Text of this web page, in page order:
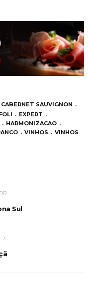
CABERNET SAUVIGNON
EXPERT
HARMONIZACAO
VINHOS
VINHOS
Sul